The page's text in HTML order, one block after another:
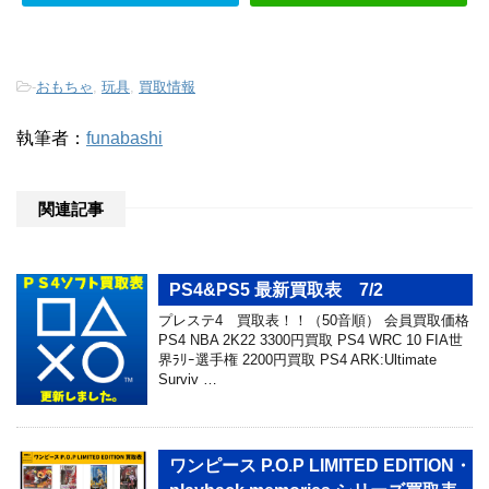
-おもちゃ, 玩具, 買取情報
執筆者： funabashi
関連記事
PS4&PS5 最新買取表 7/2
プレステ4 買取表！！（50音順） 会員買取価格
PS4 NBA 2K22 3300円買取 PS4 WRC 10 FIA世
界ﾗﾘｰ選手権 2200円買取 PS4 ARK:Ultimate
Surviv …
ワンピース P.O.P LIMITED EDITION・